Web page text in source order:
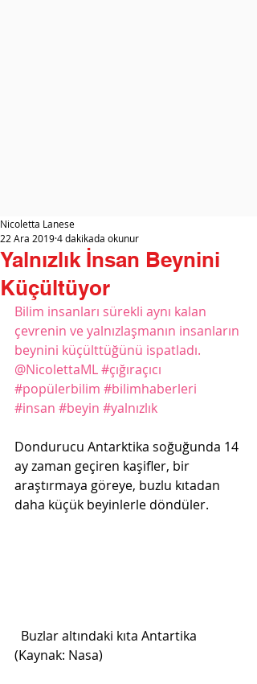
Yalnızlık İnsan Beynini
Küçültüyor
Nicoletta Lanese
22 Ara 20194 dakikada okunur
Bilim insanları sürekli aynı kalan
çevrenin ve yalnızlaşmanın insanların
beynini küçülttüğünü ispatladı.
@NicolettaML ‏#çığıraçıcı
#popülerbilim #bilimhaberleri
#insan #beyin #yalnızlık
Dondurucu Antarktika soğuğunda 14
ay zaman geçiren kaşifler, bir
araştırmaya göreye, buzlu kıtadan
daha küçük beyinlerle döndüler.
(Kaynak: Nasa)